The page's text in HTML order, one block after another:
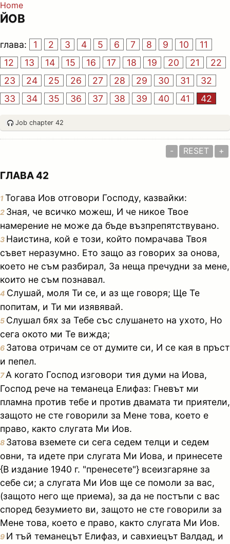
Home
ЙОВ
глава: 1 2 3 4 5 6 7 8 9 10
11
12
13 14 15 16 17 18 19 20 21
22
23
24 25 26 27 28 29 30 31
32
33
34 35 36 37 38 39 40 41 42
Job chapter 42
- RESET +
ГЛАВА 42
1Тогава Иов отговори Господу, казвайки:
2 Зная, че всичко можеш, И че никое Твое
намерение не може да бъде възпрепятствувано.
3 Наистина, кой е този, който помрачава Твоя
съвет неразумно. Ето защо аз говорих за онова,
което не съм разбирал, За неща пречудни за мене,
които не съм познавал.
4 Слушай, моля Ти се, и аз ще говоря; Ще Те
попитам, и Ти ми изявявай.
5 Слушал бях за Тебе със слушането на ухото, Но
сега окото ми Те вижда;
6 Затова отричам се от думите си, И се кая в пръст
и пепел.
7А когато Господ изговори тия думи на Иова,
Господ рече на теманеца Елифаз: Гневът ми
пламна против тебе и против двамата ти приятели,
защото не сте говорили за Мене това, което е
право, както слугата Ми Иов.
8 Затова вземете си сега седем телци и седем
овни, та идете при слугата Ми Иова, и принесете
{В издание 1940 г. "пренесете"} всеизгаряне за
себе си; а слугата Ми Иов ще се помоли за вас,
(защото него ще приема), за да не постъпи с вас
според безумието ви, защото не сте говорили за
Мене това, което е право, както слугата Ми Иов.
9 И тъй теманецът Елифаз, и савхиецът Валдад, и